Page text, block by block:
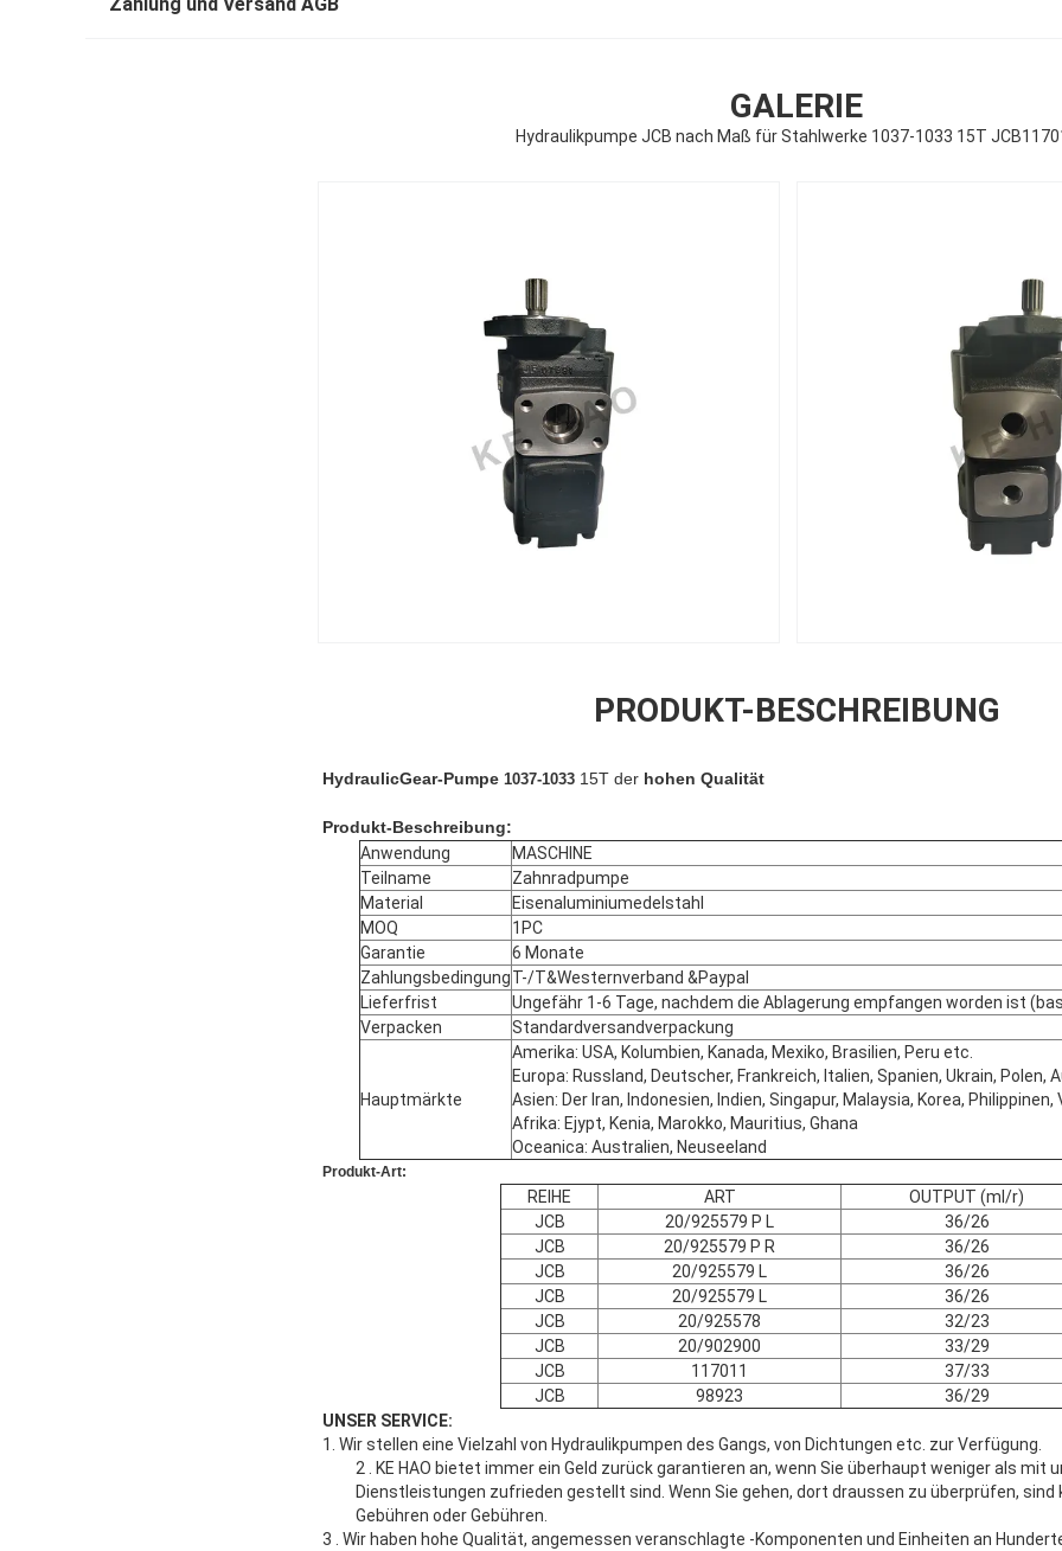
GALERIE
Hydraulikpumpe JCB nach Maß für Stahlwerke 1037-1033 15T
PRODUKT-BESCHREIBUNG
HydraulicGear-Pumpe 1037-1033 15T der hohen Qualität
Produkt-Beschreibung:
Anwendung
MASCHINE
Teilname
Zahnradpumpe
Material
Eisenaluminiumedelstahl
MOQ
1PC
Garantie
6 Monate
ZahlungsbedingungT-/T&Westernverband &Paypal
Lieferfrist
Ungefähr 1-6 Tage, nachdem die Ablagerung empfangen worden ist
Verpacken
Standardversandverpackung
Hauptmärkte
Amerika: USA, Kolumbien, Kanada, Mexiko, Brasilien, Peru etc.
Europa: Russland, Deutscher, Frankreich, Italien, Spanien, Ukrain, Polen,
Asien: Der Iran, Indonesien, Indien, Singapur, Malaysia, Korea,
Afrika: Ejypt, Kenia, Marokko, Mauritius, Ghana
Oceanica: Australien, Neuseeland
Produkt-Art:
REIHE ART
OUTPUT (ml/r)
JCB
20/925579 P L
36/26
JCB
20/925579 P R
36/26
JCB
20/925579 L
36/26
JCB
20/925579 L
36/26
JCB
20/925578
32/23
JCB
20/902900
33/29
JCB
117011
37/33
JCB
98923
36/29
UNSER SERVICE:
1. Wir stellen eine Vielzahl von Hydraulikpumpen des Gangs, von Dichtungen etc. zur Verfügung.
2 .
KE HAO bietet immer ein Geld zurück garantieren an, wenn Sie überhaupt weniger als mit
Dienstleistungen zufrieden gestellt sind. Wenn Sie gehen, dort draussen zu überprüfen,
Gebühren oder Gebühren.
3 . Wir haben hohe Qualität, angemessen veranschlagte -Komponenten und Einheiten an